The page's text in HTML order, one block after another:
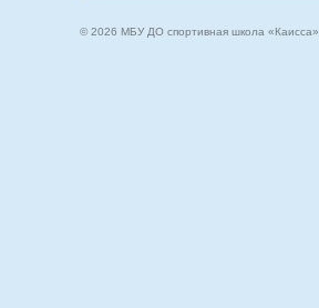
© 2026 МБУ ДО спортивная школа «Каисса».